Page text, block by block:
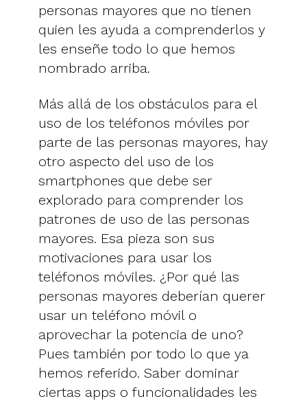
personas mayores que no tienen
quien les ayuda a comprenderlos y
les enseñe todo lo que hemos
nombrado arriba.
Más allá de los obstáculos para el
uso de los teléfonos móviles por
parte de las personas mayores, hay
otro aspecto del uso de los
smartphones que debe ser
explorado para comprender los
patrones de uso de las personas
mayores. Esa pieza son sus
motivaciones para usar los
teléfonos móviles. ¿Por qué las
personas mayores deberían querer
usar un teléfono móvil o
aprovechar la potencia de uno?
Pues también por todo lo que ya
hemos referido. Saber dominar
ciertas apps o funcionalidades les